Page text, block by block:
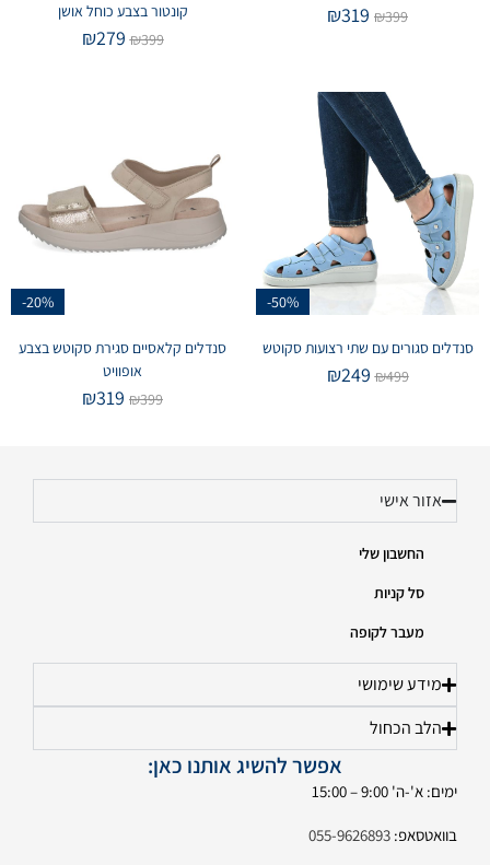
₪399
₪319
קונטור בצבע כוחל אושן
₪399
₪279
-50%
סנדלים סגורים עם שתי רצועות סקוטש
₪499
₪249
-20%
סנדלים קלאסיים סגירת סקוטש בצבע
אופוויט
₪399
₪319
אזור אישי
החשבון שלי
סל קניות
מעבר לקופה
מידע שימושי
הלב הכחול
אפשר להשיג אותנו כאן:
ימים: א'-ה' 9:00 – 15:00
בוואטסאפ: 055-9626893